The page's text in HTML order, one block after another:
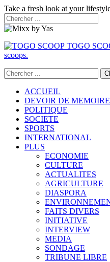
Take a fresh look at your
TOGO
scoops.
ACCUEIL
DEVOIR DE MEMOIRE
POLITIQUE
SOCIETE
SPORTS
INTERNATIONAL
PLUS
ECONOMIE
CULTURE
ACTUALITES
AGRICULTURE
DIASPORA
FAITS DIVERS
INITIATIVE
INTERVIEW
MEDIA
SONDAGE
TRIBUNE LIBRE